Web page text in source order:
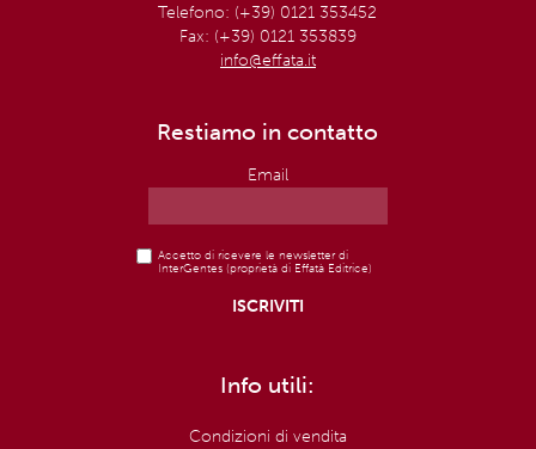
Telefono: (+39) 0121 353452
Fax: (+39) 0121 353839
info@effata.it
Restiamo in contatto
Email
Accetto di ricevere le newsletter di
InterGentes (proprietà di Effatà Editrice)
Info utili:
Condizioni di vendita